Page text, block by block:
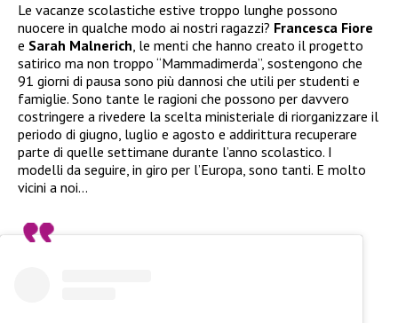
Le vacanze scolastiche estive troppo lunghe possono
nuocere in qualche modo ai nostri ragazzi? Francesca Fiore
e Sarah Malnerich, le menti che hanno creato il progetto
satirico ma non troppo “Mammadimerda”, sostengono che
91 giorni di pausa sono più dannosi che utili per studenti e
famiglie. Sono tante le ragioni che possono per davvero
costringere a rivedere la scelta ministeriale di riorganizzare il
periodo di giugno, luglio e agosto e addirittura recuperare
parte di quelle settimane durante l’anno scolastico. I
modelli da seguire, in giro per l’Europa, sono tanti. E molto
vicini a noi…